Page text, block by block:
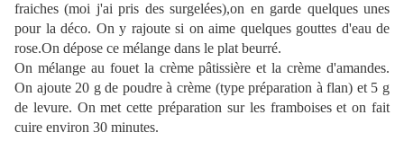
fraiches (moi j'ai pris des surgelées),on en garde quelques unes
pour la déco. On y rajoute si on aime quelques gouttes d'eau de
rose.On dépose ce mélange dans le plat beurré.
On mélange au fouet la crème pâtissière et la crème d'amandes.
On ajoute 20 g de poudre à crème (type préparation à flan) et 5 g
de levure. On met cette préparation sur les framboises et on fait
cuire environ 30 minutes.